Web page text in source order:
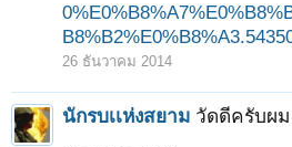
26 ธันวาคม 2014
นักรบเเห่งสยาม วัดดีครับผม